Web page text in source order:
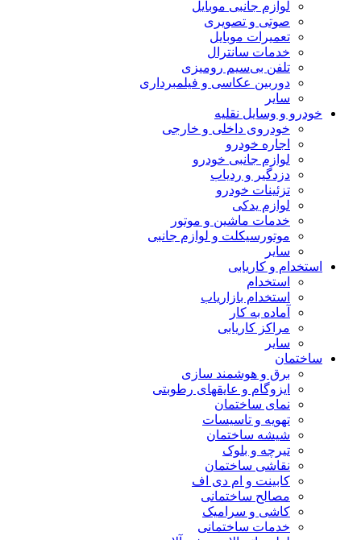
لوازم جانبی موبایل
صوتی و تصویری
تعمیرات موبایل
خدمات سانترال
تلفن بی‌سیم رومیزی
دوربین عکاسی و فیلمبرداری
سایر
خودرو و وسایل نقلیه
خودروی داخلی و خارجی
اجاره خودرو
لوازم جانبی خودرو
دزدگیر و ردیاب
تزئینات خودرو
لوازم یدکی
خدمات ماشین و موتور
موتورسیکلت و لوازم جانبی
سایر
استخدام و کاریابی
استخدام
استخدام بازاریاب
آماده به کار
مراکز کاریابی
سایر
ساختمان
برق و هوشمند سازی
ایزوگام و عایقهای رطوبتی
نمای ساختمان
تهویه و تاسیسات
شیشه ساختمان
تیرچه و بلوک
نقاشی ساختمان
کابینت و ام دی اف
مصالح ساختمانی
کاشی و سرامیک
خدمات ساختمانی